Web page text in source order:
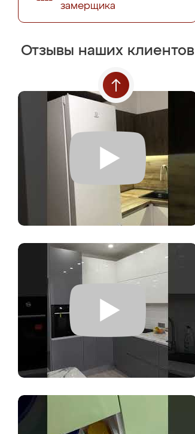
замерщика
Отзывы наших клиентов